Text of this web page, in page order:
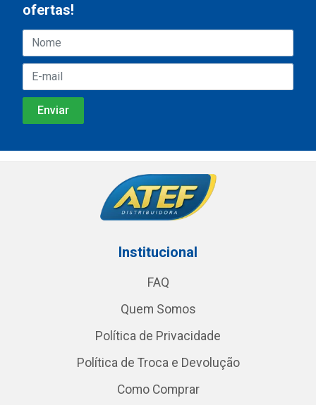
ofertas!
Institucional
FAQ
Quem Somos
Política de Privacidade
Política de Troca e Devolução
Como Comprar